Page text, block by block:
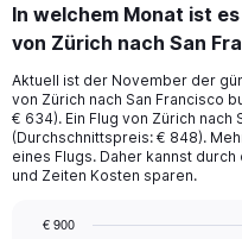
In welchem Monat ist
von Zürich nach San
Aktuell ist der November der
von Zürich nach San Francisco
€ 634). Ein Flug von Zürich
(Durchschnittspreis: € 848).
eines Flugs. Daher kannst
und Zeiten Kosten sparen.
€ 900